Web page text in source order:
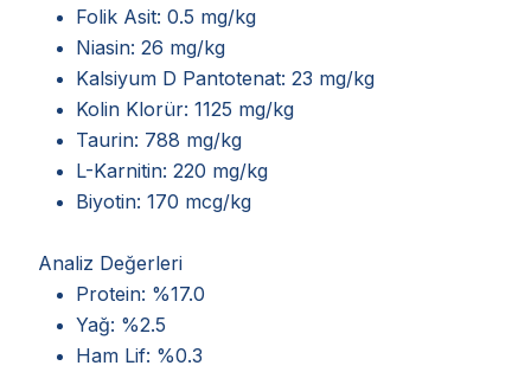
Folik Asit: 0.5 mg/kg
Niasin: 26 mg/kg
Kalsiyum D Pantotenat: 23 mg/kg
Kolin Klorür: 1125 mg/kg
Taurin: 788 mg/kg
L-Karnitin: 220 mg/kg
Biyotin: 170 mcg/kg
Analiz Değerleri
Protein: %17.0
Yağ: %2.5
Ham Lif: %0.3